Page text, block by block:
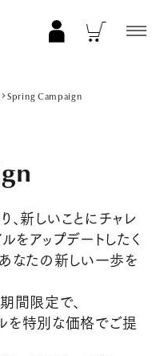
Spring Campaign
新しいことにチャレ
をアップデートしたく
なたの新しい一歩を
間限定で、
を特別な価格でご提